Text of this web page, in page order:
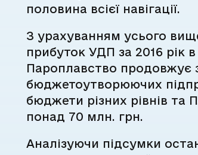
половина всієї навігації.
З урахуванням усього
прибуток УДП за 2016 рік
Пароплавство продовжує
бюджетоутворюючих
бюджети різних рівнів та
понад 70 млн. грн.
Аналізуючи підсумки